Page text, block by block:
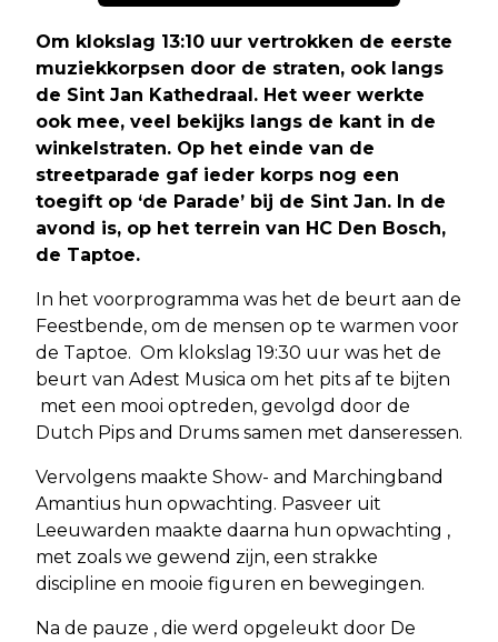
Om klokslag 13:10 uur vertrokken de eerste
muziekkorpsen door de straten, ook langs
de Sint Jan Kathedraal. Het weer werkte
ook mee, veel bekijks langs de kant in de
winkelstraten. Op het einde van de
streetparade gaf ieder korps nog een
toegift op ‘de Parade’ bij de Sint Jan. In de
avond is, op het terrein van HC Den Bosch,
de Taptoe.
In het voorprogramma was het de beurt aan de
Feestbende, om de mensen op te warmen voor
de Taptoe. Om klokslag 19:30 uur was het de
beurt van Adest Musica om het pits af te bijten
met een mooi optreden, gevolgd door de
Dutch Pips and Drums samen met danseressen.
Vervolgens maakte Show- and Marchingband
Amantius hun opwachting. Pasveer uit
Leeuwarden maakte daarna hun opwachting ,
met zoals we gewend zijn, een strakke
discipline en mooie figuren en bewegingen.
Na de pauze , die werd opgeleukt door De